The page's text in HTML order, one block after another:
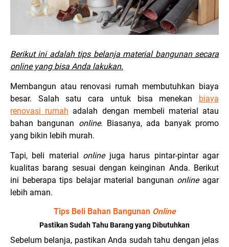
Berikut ini adalah tips belanja material bangunan secara
online yang bisa Anda lakukan.
Membangun atau renovasi rumah membutuhkan biaya
besar. Salah satu cara untuk bisa menekan biaya
renovasi rumah adalah dengan membeli material atau
bahan bangunan online. Biasanya, ada banyak promo
yang bikin lebih murah.
Tapi, beli material online juga harus pintar-pintar agar
kualitas barang sesuai dengan keinginan Anda. Berikut
ini beberapa tips belajar material bangunan online agar
lebih aman.
Tips Beli Bahan Bangunan Online
Pastikan Sudah Tahu Barang yang Dibutuhkan
Sebelum belanja, pastikan Anda sudah tahu dengan jelas